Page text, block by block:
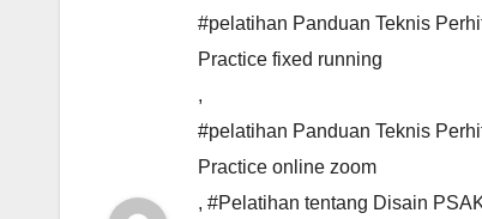
#pelatihan Panduan Teknis
Practice fixed running
,
#pelatihan Panduan Teknis
Practice online zoom
, #Pelatihan tentang Disain